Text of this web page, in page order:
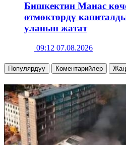
Бишкектин Манас
өтмөктөрдү
уланып жатат
09:12 07.08.2026
Популярдуу Коментарийлер